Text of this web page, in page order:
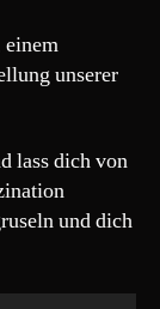
einem
unserer
lass dich von
und dich